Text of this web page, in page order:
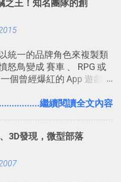
，二方面事後就是最好的
此都能在手機上查看這次
能不花時間、立即拿到、
的印表機），又不想跑照
的服務 ，而且價格不貴，
，操作流程也十分簡單。
玩物分享過：「 不需買印
。這篇文章則從印照片出
之王！知名團隊的創
統一的品牌角色來複製類
怒鳥變成 賽車 、 RPG 或
個曾經爆紅的 App 遊戲開
個足以撼動市場，並且有
常知名系列作「 Cut the
玩了幾個割繩子變形後，
繼續閱讀全文內容
3D發現，微型部落